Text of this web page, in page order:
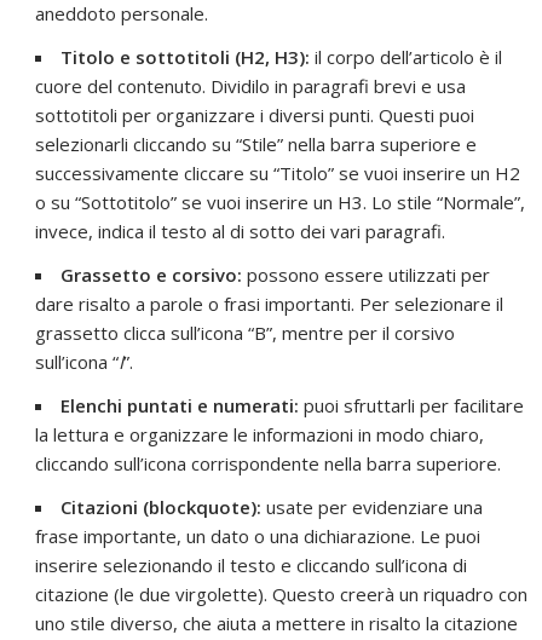
aneddoto personale.
Titolo e sottotitoli (H2, H3):il corpo dell’articolo è il
cuore del contenuto. Dividilo in paragrafi brevi e usa
sottotitoli per organizzare i diversi punti. Questi puoi
selezionarli cliccando su “Stile” nella barra superiore e
successivamente cliccare su “Titolo” se vuoi inserire un H2
o su “Sottotitolo” se vuoi inserire un H3. Lo stile “Normale”,
invece, indica il testo al di sotto dei vari paragrafi.
Grassetto e corsivo:possono essere utilizzati per
dare risalto a parole o frasi importanti. Per selezionare il
grassetto clicca sull’icona “B”, mentre per il corsivo
sull’icona “I”.
Elenchi puntati e numerati:puoi sfruttarli per facilitare
la lettura e organizzare le informazioni in modo chiaro,
cliccando sull’icona corrispondente nella barra superiore.
Citazioni (blockquote): usate per evidenziare una
frase importante, un dato o una dichiarazione. Le puoi
inserire selezionando il testo e cliccando sull’icona di
citazione (le due virgolette). Questo creerà un riquadro con
uno stile diverso, che aiuta a mettere in risalto la citazione